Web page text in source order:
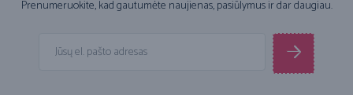
Prenumeruokite, kad gautumėte naujienas, pasiūlymus ir dar daugiau.